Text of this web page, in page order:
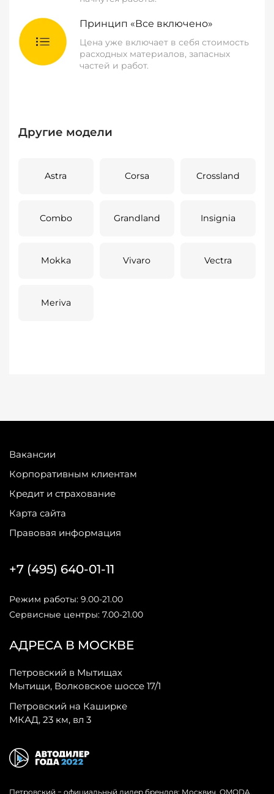
Принцип «Все включено»
Цена уже включает в себя стоимость
расходных материалов, запасных
частей и работ.
Другие модели
Astra Corsa Crossland
Combo Grandland Insignia
Mokka Vivaro Vectra
Meriva
Вакансии
Корпоративным клиентам
Кредит и страхование
Карта сайта
Правовая информация
АДРЕСА В МОСКВЕ
Петровский в Мытищах
Мытищи, Волковское шоссе 17/1
Петровский на Каширке
МКАД, 23 км, вл 3
+7 (495) 640-01-11
Режим работы: 9.00-21.00
Сервисные центры: 7.00-21.00
Петровский − официальный дилер брендов: Москвич, OMODA,